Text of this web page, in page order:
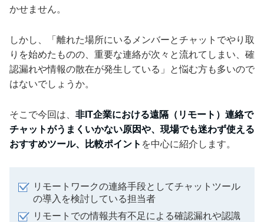
かせません。
しかし、「離れた場所にいるメンバーとチャットでやり取
りを始めたものの、重要な連絡が次々と流れてしまい、確
認漏れや情報の散在が発生している」と悩む方も多いので
はないでしょうか。
そこで今回は、 非IT企業における遠隔（リモート）連絡で
チャットがうまくいかない原因や、現場でも迷わず使える
おすすめツール、比較ポイント を中心に紹介します。
リモートワークの連絡手段としてチャットツール
の導入を検討している担当者
リモートでの情報共有不足による確認漏れや認識